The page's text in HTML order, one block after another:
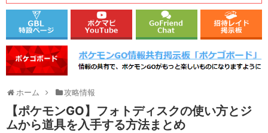
ホーム 攻略情報
【ポケモンGO】フォトディスクの使い方とジ
ムから道具を入手する方法まとめ